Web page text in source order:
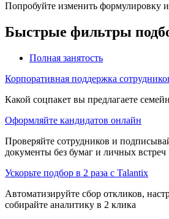
Попробуйте изменить формулировку
Быстрые фильтры
Полная занятость
Корпоративная поддержка
Какой соцпакет вы предлагаете
Оформляйте кандидатов онлайн
Проверяйте сотрудников и
документы без бумаг и личных встреч
Ускорьте подбор в 2 раза с Talantix
Автоматизируйте сбор откликов,
собирайте аналитику в 2 клика